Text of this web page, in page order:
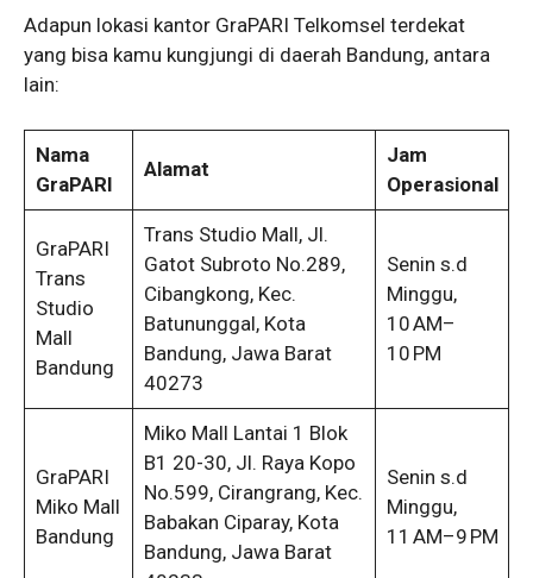
Adapun lokasi kantor GraPARI Telkomsel terdekat
yang bisa kamu kungjungi di daerah Bandung, antara
lain:
Nama
GraPARI
Alamat
Jam
Operasional
GraPARI
Trans
Studio
Mall
Bandung
Trans Studio Mall, Jl.
Gatot Subroto No.289,
Cibangkong, Kec.
Batununggal, Kota
Bandung, Jawa Barat
40273
Senin s.d
Minggu,
10 AM–
10 PM
GraPARI
Miko Mall
Bandung
Miko Mall Lantai 1 Blok
B1 20-30, Jl. Raya Kopo
No.599, Cirangrang, Kec.
Babakan Ciparay, Kota
Bandung, Jawa Barat
Senin s.d
Minggu,
11 AM–9 PM